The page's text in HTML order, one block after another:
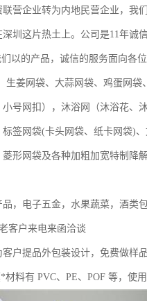
营企业转为内地民营企业，我
圳这片热土上。公司是11年诚
以的产品，诚信的服务面向各
姜网袋、大蒜网袋、鸡蛋网袋
号网扣），沐浴网（沐浴花、
签网袋(卡头网袋、纸卡网袋)
形网袋及各种加粗加宽特制降
，电子五金，水果蔬菜，酒类
客户来电来函洽谈
户提品外包装设计，免费做样品
料有 PVC、PE、POF 等，使